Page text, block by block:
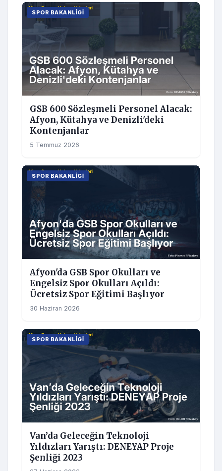
SPOR BAKANLIGI
GSB 600 Sözleşmeli Personel Alacak:
Afyon, Kütahya ve Denizli'deki
Kontenjanlar
5 Temmuz 2026
SPOR BAKANLIGI
Afyon'da GSB Spor Okulları ve
Engelsiz Spor Okulları Açıldı:
Ücretsiz Spor Eğitimi Başlıyor
30 Haziran 2026
SPOR BAKANLIGI
Van’da Geleceğin Teknoloji
Yıldızları Yarıştı: DENEYAP Proje
Şenliği 2023